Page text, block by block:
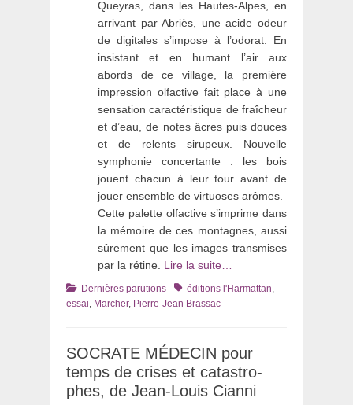
Queyras, dans les Hautes-Alpes, en
arrivant par Abriès, une acide odeur
de digitales s’impose à l’odorat. En
insistant et en humant l’air aux
abords de ce village, la première
impression olfactive fait place à une
sensation caractéristique de fraîcheur
et d’eau, de notes âcres puis douces
et de relents sirupeux. Nouvelle
symphonie concertante : les bois
jouent chacun à leur tour avant de
jouer ensemble de virtuoses arômes.
Cette palette olfactive s’imprime dans
la mémoire de ces montagnes, aussi
sûrement que les images transmises
par la rétine. Lire la suite…
Catégories
Dernières parutions Tagséditions l'Harmattan
essai Marcher, Pierre-Jean Brassac
SOCRATE MÉDECIN pour
temps de crises et catastro-
phes, de Jean-Louis Cianni